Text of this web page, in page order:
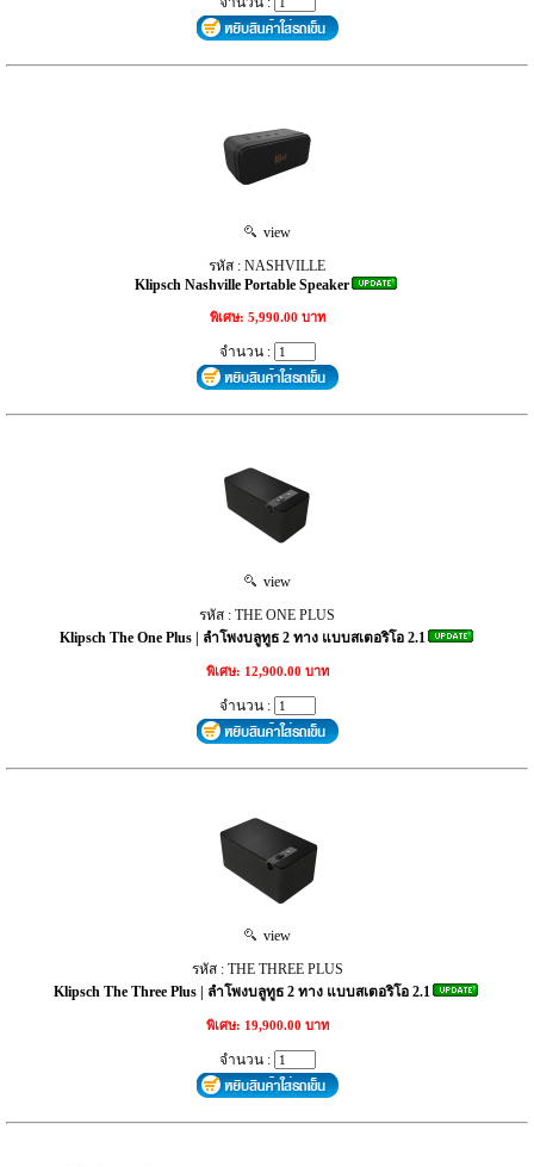
view
รหัส : NASHVILLE
Klipsch Nashville Portable Speaker
พิเศษ: 5,990.00 บาท
จำนวน :
view
รหัส : THE ONE PLUS
Klipsch The One Plus | ลำโพงบลูทูธ 2 ทาง แบบสเตอริโอ 2.1
พิเศษ: 12,900.00 บาท
จำนวน :
view
รหัส : THE THREE PLUS
Klipsch The Three Plus | ลำโพงบลูทูธ 2 ทาง แบบสเตอริโอ 2.1
พิเศษ: 19,900.00 บาท
จำนวน :